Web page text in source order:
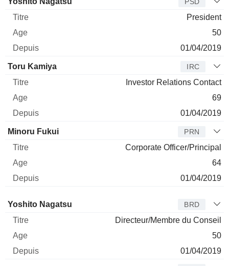
President
50
01/04/2019
Toru Kamiya IRC
Investor Relations Contact
69
01/04/2019
Minoru Fukui PRN
Corporate Officer/Principal
64
01/04/2019
Administrateur Titre
Yoshito Nagatsu BRD
Directeur/Membre du Conseil
50
01/04/2019